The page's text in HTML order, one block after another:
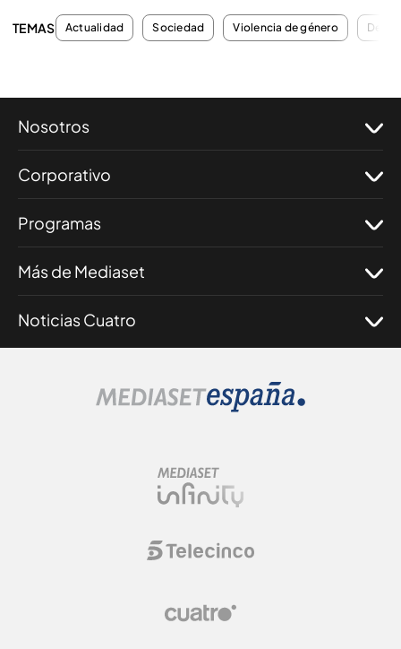
TEMAS Actualidad Sociedad Violencia de género
Nosotros
Corporativo
Programas
Más de Mediaset
Noticias Cuatro